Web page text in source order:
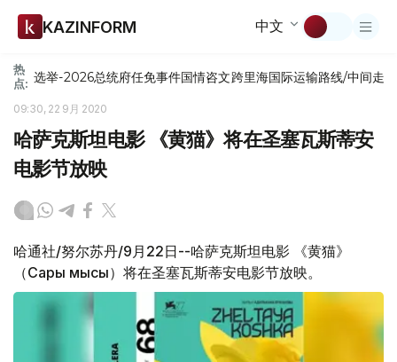
KAZINFORM 中文
热
点: 选举-2026总统府任免事件国情咨文跨里海国际运输路线/中间走廊
09:30, 22 9月 2020
哈萨克斯坦电影 《黄猫》将在圣塞瓦斯蒂安
电影节放映
哈通社/努尔苏丹/9月22日--哈萨克斯坦电影 《黄猫》
（Сары мысық）将在圣塞瓦斯蒂安电影节放映。